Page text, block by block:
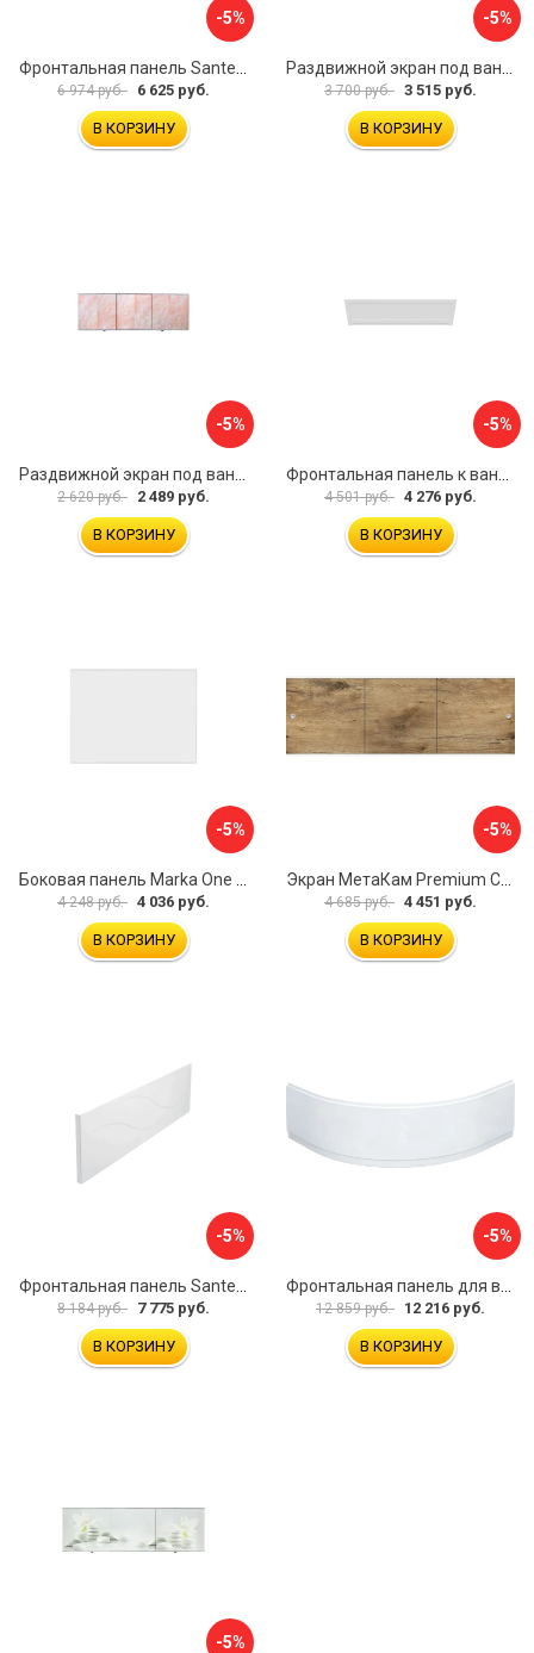
-5%
6 974 руб. 6 625 руб.
В КОРЗИНУ
-5%
3 700 руб. 3 515 руб.
В КОРЗИНУ
-5%
2 620 руб. 2 489 руб.
В КОРЗИНУ
-5%
4 501 руб. 4 276 руб.
В КОРЗИНУ
-5%
Боковая панель Marka One Flat 80 MG L 02бфл80мгл
4 248 руб. 4 036 руб.
В КОРЗИНУ
-5%
Экран МетаКам Premium Collection 4650208860133
4 685 руб. 4 451 руб.
В КОРЗИНУ
-5%
8 184 руб. 7 775 руб.
В КОРЗИНУ
-5%
12 859 руб. 12 216 руб.
В КОРЗИНУ
-5%